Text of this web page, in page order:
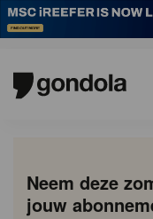
Neem deze
jouw